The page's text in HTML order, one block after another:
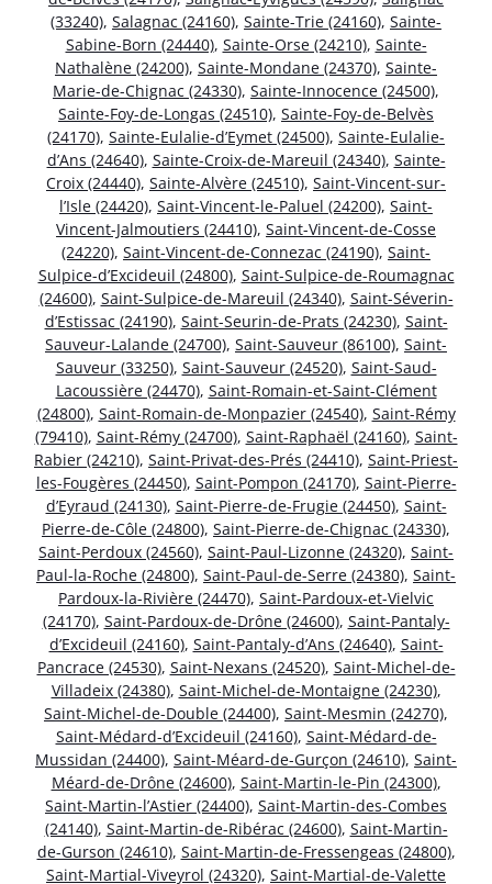
(33240), Salagnac (24160), Sainte-Trie (24160), Sainte-
Sabine-Born (24440), Sainte-Orse (24210), Sainte-
Nathalène (24200), Sainte-Mondane (24370), Sainte-
Marie-de-Chignac (24330), Sainte-Innocence (24500),
Sainte-Foy-de-Longas (24510), Sainte-Foy-de-Belvès
(24170), Sainte-Eulalie-d’Eymet (24500), Sainte-Eulalie-
d’Ans (24640), Sainte-Croix-de-Mareuil (24340), Sainte-
Croix (24440), Sainte-Alvère (24510), Saint-Vincent-sur-
l’Isle (24420), Saint-Vincent-le-Paluel (24200), Saint-
Vincent-Jalmoutiers (24410), Saint-Vincent-de-Cosse
(24220), Saint-Vincent-de-Connezac (24190), Saint-
Sulpice-d’Excideuil (24800), Saint-Sulpice-de-Roumagnac
(24600), Saint-Sulpice-de-Mareuil (24340), Saint-Séverin-
d’Estissac (24190), Saint-Seurin-de-Prats (24230), Saint-
Sauveur-Lalande (24700), Saint-Sauveur (86100), Saint-
Sauveur (33250), Saint-Sauveur (24520), Saint-Saud-
Lacoussière (24470), Saint-Romain-et-Saint-Clément
(24800), Saint-Romain-de-Monpazier (24540), Saint-Rémy
(79410), Saint-Rémy (24700), Saint-Raphaël (24160), Saint-
Rabier (24210), Saint-Privat-des-Prés (24410), Saint-Priest-
les-Fougères (24450), Saint-Pompon (24170), Saint-Pierre-
d’Eyraud (24130), Saint-Pierre-de-Frugie (24450), Saint-
Pierre-de-Côle (24800), Saint-Pierre-de-Chignac (24330),
Saint-Perdoux (24560), Saint-Paul-Lizonne (24320), Saint-
Paul-la-Roche (24800), Saint-Paul-de-Serre (24380), Saint-
Pardoux-la-Rivière (24470), Saint-Pardoux-et-Vielvic
(24170), Saint-Pardoux-de-Drône (24600), Saint-Pantaly-
d’Excideuil (24160), Saint-Pantaly-d’Ans (24640), Saint-
Pancrace (24530), Saint-Nexans (24520), Saint-Michel-de-
Villadeix (24380), Saint-Michel-de-Montaigne (24230),
Saint-Michel-de-Double (24400), Saint-Mesmin (24270),
Saint-Médard-d’Excideuil (24160), Saint-Médard-de-
Mussidan (24400), Saint-Méard-de-Gurçon (24610), Saint-
Méard-de-Drône (24600), Saint-Martin-le-Pin (24300),
Saint-Martin-l’Astier (24400), Saint-Martin-des-Combes
(24140), Saint-Martin-de-Ribérac (24600), Saint-Martin-
de-Gurson (24610), Saint-Martin-de-Fressengeas (24800),
Saint-Martial-Viveyrol (24320), Saint-Martial-de-Valette